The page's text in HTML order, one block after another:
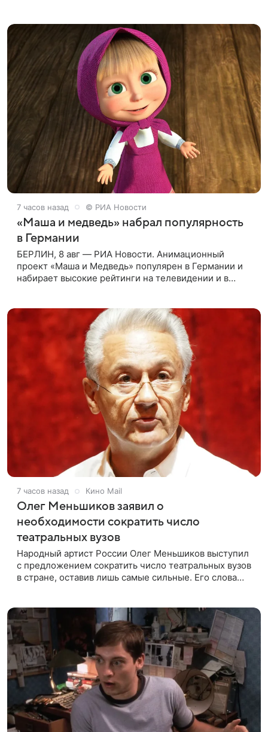
7 часов назад © РИА Новости
«Маша и медведь» набрал популярность
в Германии
БЕРЛИН, 8 авг — РИА Новости. Анимационный
проект «Маша и Медведь» популярен в Германии и
набирает высокие рейтинги на телевидении и в
7 часов назад Кино Mail
Олег Меньшиков заявил о
необходимости сократить число
театральных вузов
Народный артист России Олег Меньшиков выступил
с предложением сократить число театральных вузов
в стране, оставив лишь самые сильные. Его слова